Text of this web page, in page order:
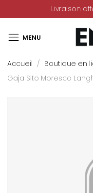
Livraison
Accueil Boutique en
Gaja Sito Moresco